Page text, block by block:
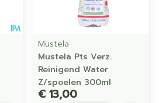
Mustela
Mustela Pts Verz.
Reinigend Water
Z/spoelen 300ml
€ 13,00